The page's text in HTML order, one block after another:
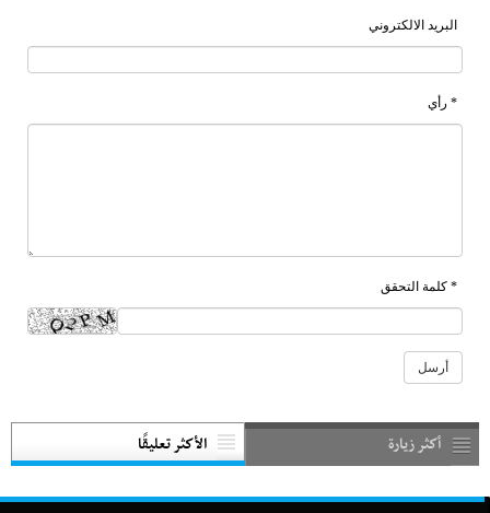
البريد الالكتروني
* رأي
* كلمة التحقق
أكثر زيارة الأكثر تعليقًا